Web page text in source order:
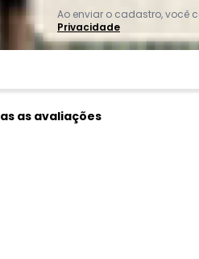
as avaliações
Ao enviar o cadastro, você
Privacidade